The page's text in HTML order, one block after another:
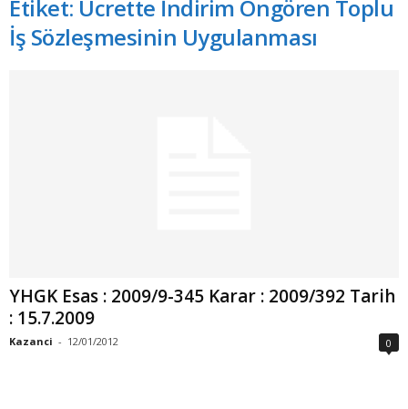
Etiket: Ücrette İndirim Öngören Toplu
İş Sözleşmesinin Uygulanması
YHGK Esas : 2009/9-345 Karar : 2009/392 Tarih
: 15.7.2009
Kazanci - 12/01/2012 0